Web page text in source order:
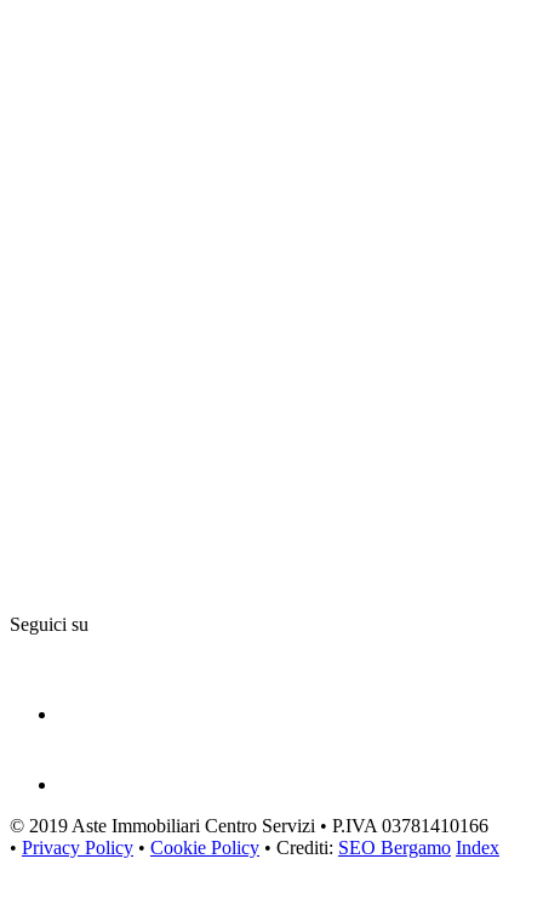
Seguici su
© 2019 Aste Immobiliari Centro Servizi • P.IVA 03781410166
• Privacy Policy • Cookie Policy • Crediti: SEO Bergamo Index